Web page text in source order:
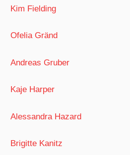
Kim Fielding
Ofelia Gränd
Andreas Gruber
Kaje Harper
Alessandra Hazard
Brigitte Kanitz